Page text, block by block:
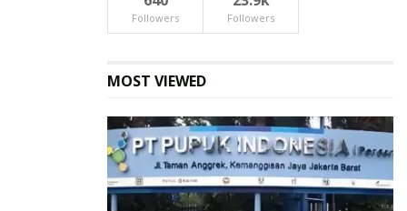
Followers Followers
MOST VIEWED